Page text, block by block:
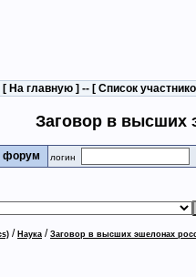
[ На главную ] -- [ Список
Заговор в высших
форум логин
/ Наука / Заговор в высших эшелонах